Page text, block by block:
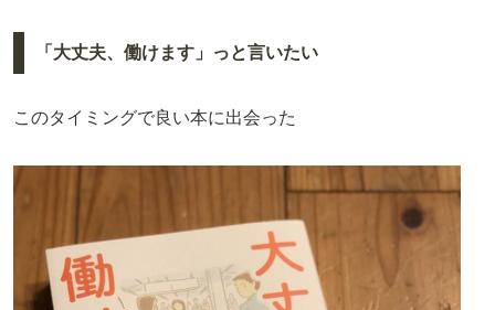
「大丈夫、働けます」っと言いたい
このタイミングで良い本に出会った